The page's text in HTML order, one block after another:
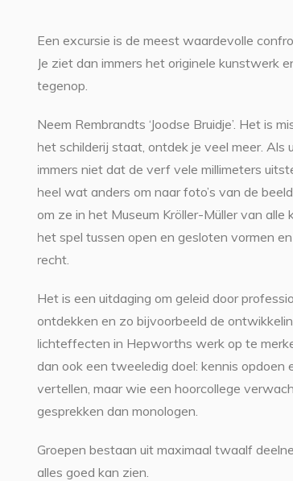
Een excursie is de meest waardevolle
Je ziet dan immers het originele kunstwerk
tegenop.
Neem Rembrandts ‘Joodse Bruidje’. Het is
het schilderij staat, ontdek je veel meer.
immers niet dat de verf vele millimeters
heel wat anders om naar foto’s van de
om ze in het Museum Kröller-Müller van
het spel tussen open en gesloten vormen
recht.
Het is een uitdaging om geleid door
ontdekken en zo bijvoorbeeld de
lichteffecten in Hepworths werk op te
dan ook een tweeledig doel: kennis opdoen
vertellen, maar wie een hoorcollege
gesprekken dan monologen.
Groepen bestaan uit maximaal twaalf
alles goed kan zien.